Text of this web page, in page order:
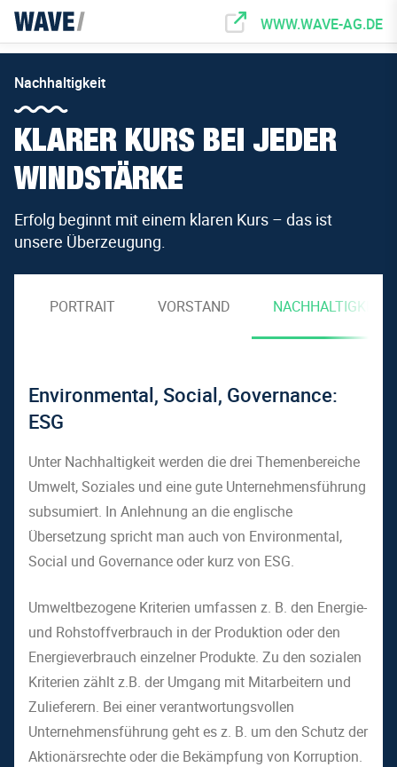
WWW.WAVE-AG.DE
Nachhaltigkeit
KLARER KURS BEI JEDER
WINDSTÄRKE
Erfolg beginnt mit einem klaren Kurs – das ist
unsere Überzeugung.
PORTRAIT VORSTAND NACHHALTIGKEIT
Environmental, Social, Governance:
ESG
Unter Nachhaltigkeit werden die drei Themenbereiche
Umwelt, Soziales und eine gute Unternehmensführung
subsumiert. In Anlehnung an die englische
Übersetzung spricht man auch von Environmental,
Social und Governance oder kurz von ESG.
Umweltbezogene Kriterien umfassen z. B. den Energie-
und Rohstoffverbrauch in der Produktion oder den
Energieverbrauch einzelner Produkte. Zu den sozialen
Kriterien zählt z.B. der Umgang mit Mitarbeitern und
Zulieferern. Bei einer verantwortungsvollen
Unternehmensführung geht es z. B. um den Schutz der
Aktionärsrechte oder die Bekämpfung von Korruption.